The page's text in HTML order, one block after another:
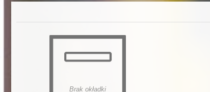
Brak okładki